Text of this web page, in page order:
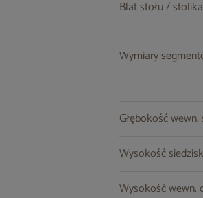
Blat stołu / stolika
Wymiary
Głębokość
Wysokość
Wysokość wewn.